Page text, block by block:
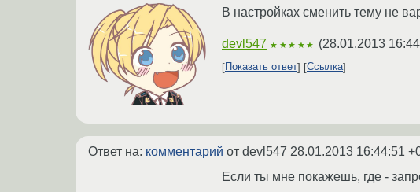
В настройках сменить тему не
devl547 ★★★★★ (28.01.2013
Показать ответ Ссылка
Ответ на: комментарий от devl547 28.01.2013 16:44:51
Если ты мне покажешь, где -